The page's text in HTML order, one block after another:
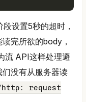
设置5秒的超时，
完所欲的body，
流 API这样处理避
没有从服务器读
request